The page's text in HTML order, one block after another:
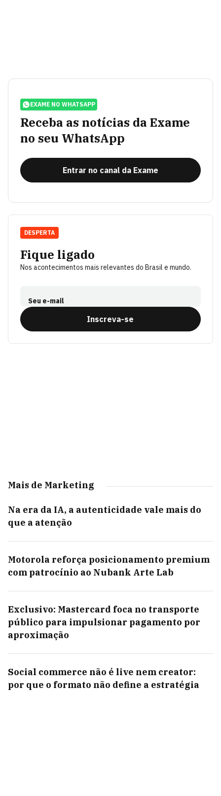
EXAME NO WHATSAPP
Receba as notícias da Exame
no seu WhatsApp
Entrar no canal da Exame
Fique ligado
Nos acontecimentos mais relevantes do Brasil e mundo.
Seu e-mail
Inscreva-se
DESPERTA
Mais de Marketing
Na era da IA, a autenticidade vale mais do
que a atenção
Motorola reforça posicionamento premium
com patrocínio ao Nubank Arte Lab
Exclusivo: Mastercard foca no transporte
público para impulsionar pagamento por
aproximação
Social commerce não é live nem creator:
por que o formato não define a estratégia